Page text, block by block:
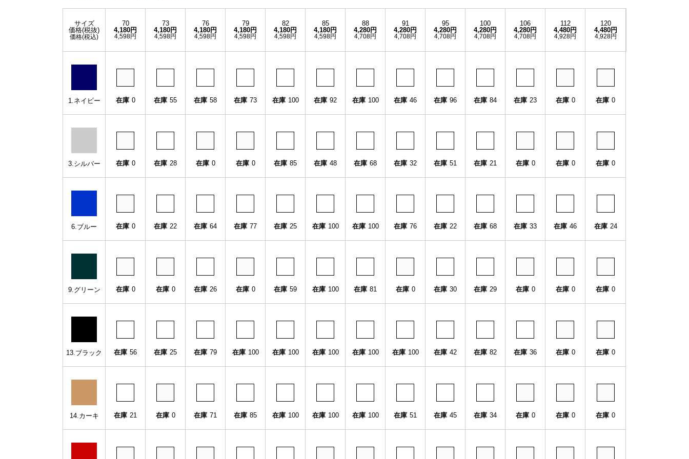
サイズ
価格(税抜)
価格(税込)
70
4,180円
4,598円
73
4,180円
4,598円
76
4,180円
4,598円
79
4,180円
4,598円
82
4,180円
4,598円
85
4,180円
4,598円
88
4,280円
4,708円
91
4,280円
4,708円
95
4,280円
4,708円
100
4,280円
4,708円
106
4,280円
4,708円
112
4,480円
4,928円
120
4,480円
4,928円
1.ネイビー 在庫 0 在庫 55 在庫 58 在庫 73 在庫 100 在庫 92 在庫 100 在庫 46 在庫 96 在庫 84 在庫 23 在庫 0 在庫 0
3.シルバー 在庫 0 在庫 28 在庫 0 在庫 0 在庫 85 在庫 48 在庫 68 在庫 32 在庫 51 在庫 21 在庫 0 在庫 0 在庫 0
6.ブルー 在庫 0 在庫 22 在庫 64 在庫 77 在庫 25 在庫 100 在庫 100 在庫 76 在庫 22 在庫 68 在庫 33 在庫 46 在庫 24
9.グリーン 在庫 0 在庫 0 在庫 26 在庫 0 在庫 59 在庫 100 在庫 81 在庫 0 在庫 30 在庫 29 在庫 0 在庫 0 在庫 0
13.ブラック 在庫 56 在庫 25 在庫 79 在庫 100 在庫 100 在庫 100 在庫 100 在庫 100 在庫 42 在庫 82 在庫 36 在庫 0 在庫 0
14.カーキ 在庫 21 在庫 0 在庫 71 在庫 85 在庫 100 在庫 100 在庫 100 在庫 51 在庫 45 在庫 34 在庫 0 在庫 0 在庫 0